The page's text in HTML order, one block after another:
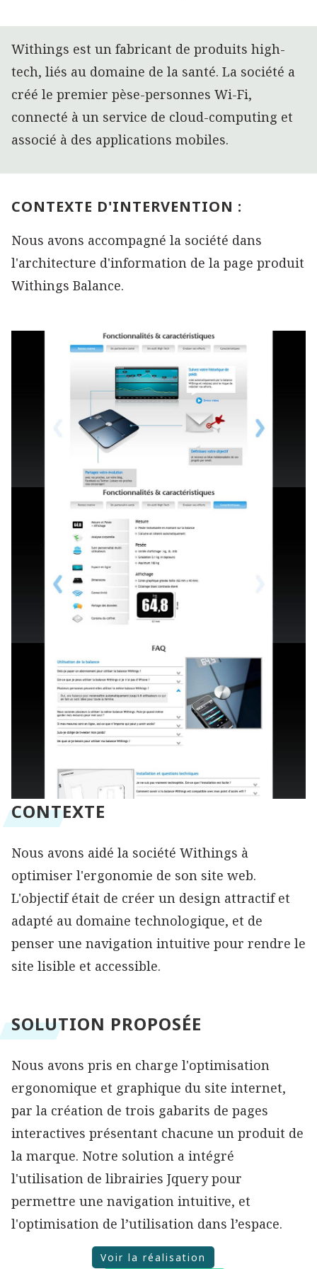
Withings est un fabricant de produits high-
tech, liés au domaine de la santé. La société a
créé le premier pèse-personnes Wi-Fi,
connecté à un service de cloud-computing et
associé à des applications mobiles.
CONTEXTE D'INTERVENTION :
Nous avons accompagné la société dans
l'architecture d'information de la page produit
Withings Balance.
CONTEXTE
Nous avons aidé la société Withings à
optimiser l'ergonomie de son site web.
L'objectif était de créer un design attractif et
adapté au domaine technologique, et de
penser une navigation intuitive pour rendre le
site lisible et accessible.
SOLUTION PROPOSÉE
Nous avons pris en charge l'optimisation
ergonomique et graphique du site internet,
par la création de trois gabarits de pages
interactives présentant chacune un produit de
la marque. Notre solution a intégré
l'utilisation de librairies Jquery pour
permettre une navigation intuitive, et
l'optimisation de l’utilisation dans l’espace.
Voir la réalisation